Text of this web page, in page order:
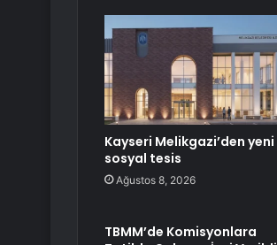
Kayseri Melikgazi’den yeni
sosyal tesis
Ağustos 8, 2026
TBMM’de Komisyonlara